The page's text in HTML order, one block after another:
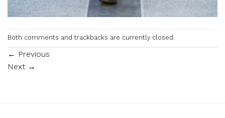
Both comments and trackbacks are currently closed.
← Previous
Next →